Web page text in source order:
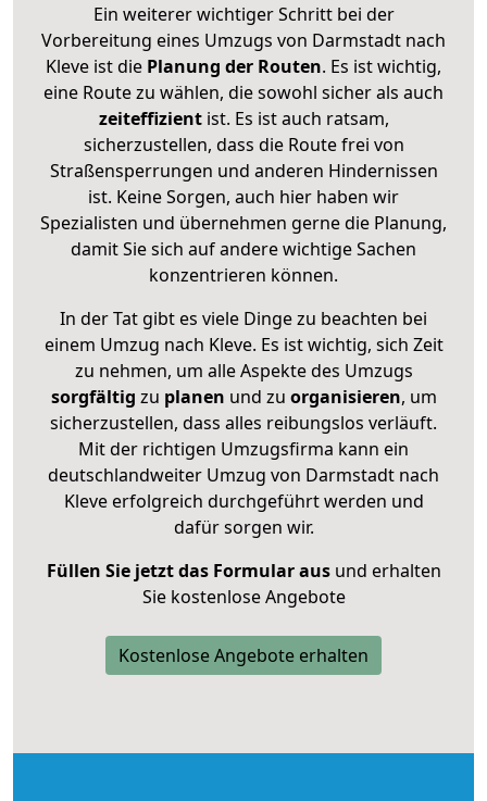
Ein weiterer wichtiger Schritt bei der
Vorbereitung eines Umzugs von Darmstadt nach
Kleve ist die Planung der Routen. Es ist wichtig,
eine Route zu wählen, die sowohl sicher als auch
zeiteffizientist. Es ist auch ratsam,
sicherzustellen, dass die Route frei von
Straßensperrungen und anderen Hindernissen
ist. Keine Sorgen, auch hier haben wir
Spezialisten und übernehmen gerne die Planung,
damit Sie sich auf andere wichtige Sachen
konzentrieren können.
In der Tat gibt es viele Dinge zu beachten bei
einem Umzug nach Kleve. Es ist wichtig, sich Zeit
zu nehmen, um alle Aspekte des Umzugs
sorgfältig zu planen und zu organisieren, um
sicherzustellen, dass alles reibungslos verläuft.
Mit der richtigen Umzugsfirma kann ein
deutschlandweiter Umzug von Darmstadt nach
Kleve erfolgreich durchgeführt werden und
dafür sorgen wir.
Füllen Sie jetzt das Formular ausund erhalten
Sie kostenlose Angebote
Kostenlose Angebote erhalten